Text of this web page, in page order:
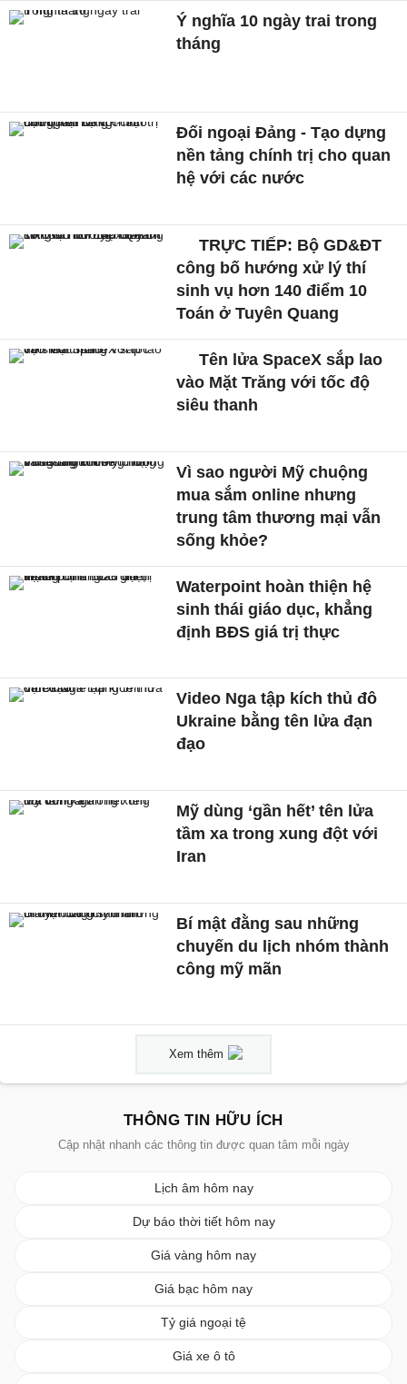
Ý nghĩa 10 ngày trai trong
tháng
Đối ngoại Đảng - Tạo dựng
nền tảng chính trị cho quan
hệ với các nước
TRỰC TIẾP: Bộ GD&ĐT
công bố hướng xử lý thí
sinh vụ hơn 140 điểm 10
Toán ở Tuyên Quang
Tên lửa SpaceX sắp lao
vào Mặt Trăng với tốc độ
siêu thanh
Vì sao người Mỹ chuộng
mua sắm online nhưng
trung tâm thương mại vẫn
sống khỏe?
Waterpoint hoàn thiện hệ
sinh thái giáo dục, khẳng
định BĐS giá trị thực
Video Nga tập kích thủ đô
Ukraine bằng tên lửa đạn
đạo
Mỹ dùng ‘gần hết’ tên lửa
tầm xa trong xung đột với
Iran
Bí mật đằng sau những
chuyến du lịch nhóm thành
công mỹ mãn
Xem thêm
THÔNG TIN HỮU ÍCH
Cập nhật nhanh các thông tin được quan tâm mỗi ngày
Lịch âm hôm nay
Dự báo thời tiết hôm nay
Giá vàng hôm nay
Giá bạc hôm nay
Tỷ giá ngoại tệ
Giá xe ô tô